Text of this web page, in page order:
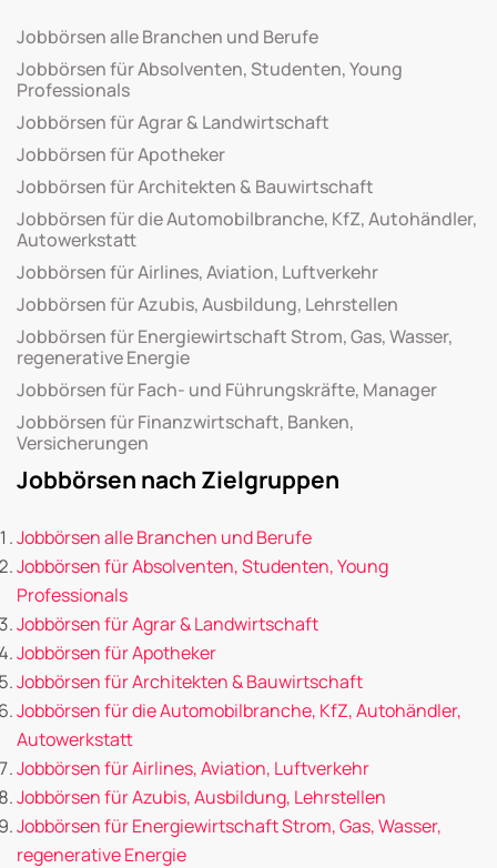
Jobbörsen alle Branchen und Berufe
Jobbörsen für Absolventen, Studenten, Young
Professionals
Jobbörsen für Agrar & Landwirtschaft
Jobbörsen für Apotheker
Jobbörsen für Architekten & Bauwirtschaft
Jobbörsen für die Automobilbranche, KfZ, Autohändler,
Autowerkstatt
Jobbörsen für Airlines, Aviation, Luftverkehr
Jobbörsen für Azubis, Ausbildung, Lehrstellen
Jobbörsen für Energiewirtschaft Strom, Gas, Wasser,
regenerative Energie
Jobbörsen für Fach- und Führungskräfte, Manager
Jobbörsen für Finanzwirtschaft, Banken,
Versicherungen
Jobbörsen nach Zielgruppen
Jobbörsen alle Branchen und Berufe
Jobbörsen für Absolventen, Studenten, Young
Professionals
Jobbörsen für Agrar & Landwirtschaft
Jobbörsen für Apotheker
Jobbörsen für Architekten & Bauwirtschaft
Jobbörsen für die Automobilbranche, KfZ, Autohändler,
Autowerkstatt
Jobbörsen für Airlines, Aviation, Luftverkehr
Jobbörsen für Azubis, Ausbildung, Lehrstellen
Jobbörsen für Energiewirtschaft Strom, Gas, Wasser,
regenerative Energie